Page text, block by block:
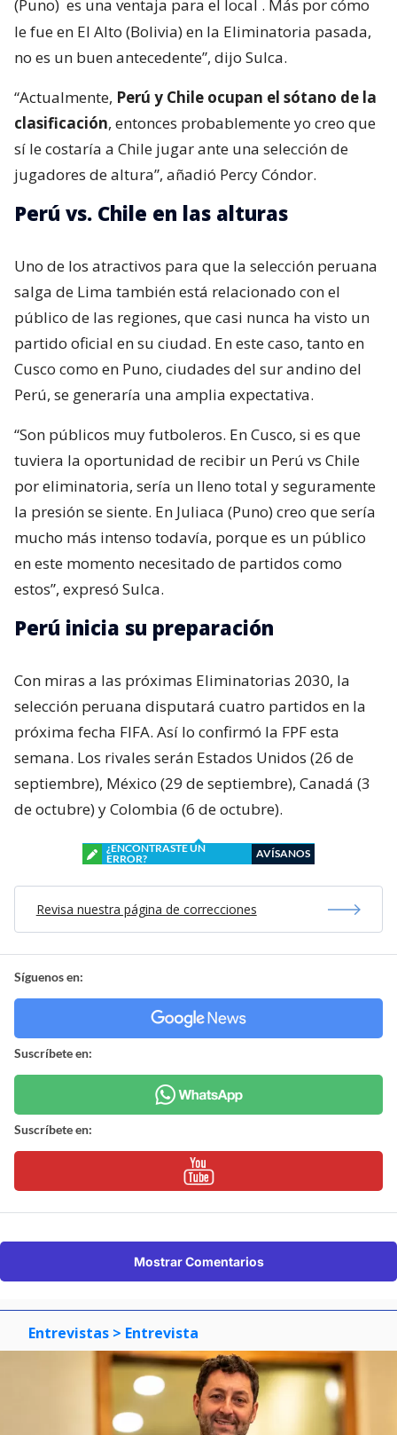
(Puno) es una ventaja para el local . Más por cómo
le fue en El Alto (Bolivia) en la Eliminatoria pasada,
no es un buen antecedente”, dijo Sulca.
“Actualmente, Perú y Chile ocupan el sótano de la
clasificación, entonces probablemente yo creo que
sí le costaría a Chile jugar ante una selección de
jugadores de altura”, añadió Percy Cóndor.
Perú vs. Chile en las alturas
Uno de los atractivos para que la selección peruana
salga de Lima también está relacionado con el
público de las regiones, que casi nunca ha visto un
partido oficial en su ciudad. En este caso, tanto en
Cusco como en Puno, ciudades del sur andino del
Perú, se generaría una amplia expectativa.
“Son públicos muy futboleros. En Cusco, si es que
tuviera la oportunidad de recibir un Perú vs Chile
por eliminatoria, sería un lleno total y seguramente
la presión se siente. En Juliaca (Puno) creo que sería
mucho más intenso todavía, porque es un público
en este momento necesitado de partidos como
estos”, expresó Sulca.
Perú inicia su preparación
Con miras a las próximas Eliminatorias 2030, la
selección peruana disputará cuatro partidos en la
próxima fecha FIFA. Así lo confirmó la FPF esta
semana. Los rivales serán Estados Unidos (26 de
septiembre), México (29 de septiembre), Canadá (3
de octubre) y Colombia (6 de octubre).
¿ENCONTRASTE UN
ERROR?
AVÍSANOS
Revisa nuestra página de correcciones
Síguenos en:
Suscríbete en:
Suscríbete en:
Mostrar Comentarios
Entrevistas > Entrevista